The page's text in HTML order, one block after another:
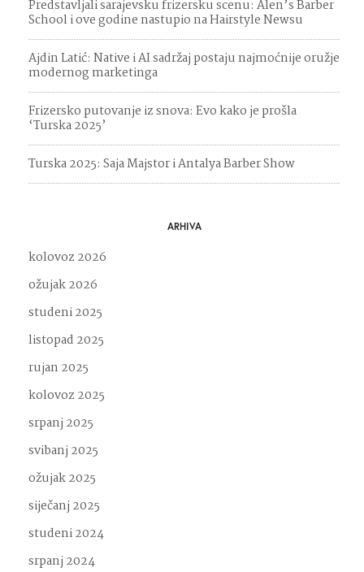
Predstavljali sarajevsku frizersku scenu: Alen’s Barber
School i ove godine nastupio na Hairstyle Newsu
Ajdin Latić: Native i AI sadržaj postaju najmoćnije oružje
modernog marketinga
Frizersko putovanje iz snova: Evo kako je prošla
‘Turska 2025’
Turska 2025: Saja Majstor i Antalya Barber Show
ARHIVA
kolovoz 2026
ožujak 2026
studeni 2025
listopad 2025
rujan 2025
kolovoz 2025
srpanj 2025
svibanj 2025
ožujak 2025
siječanj 2025
studeni 2024
srpanj 2024